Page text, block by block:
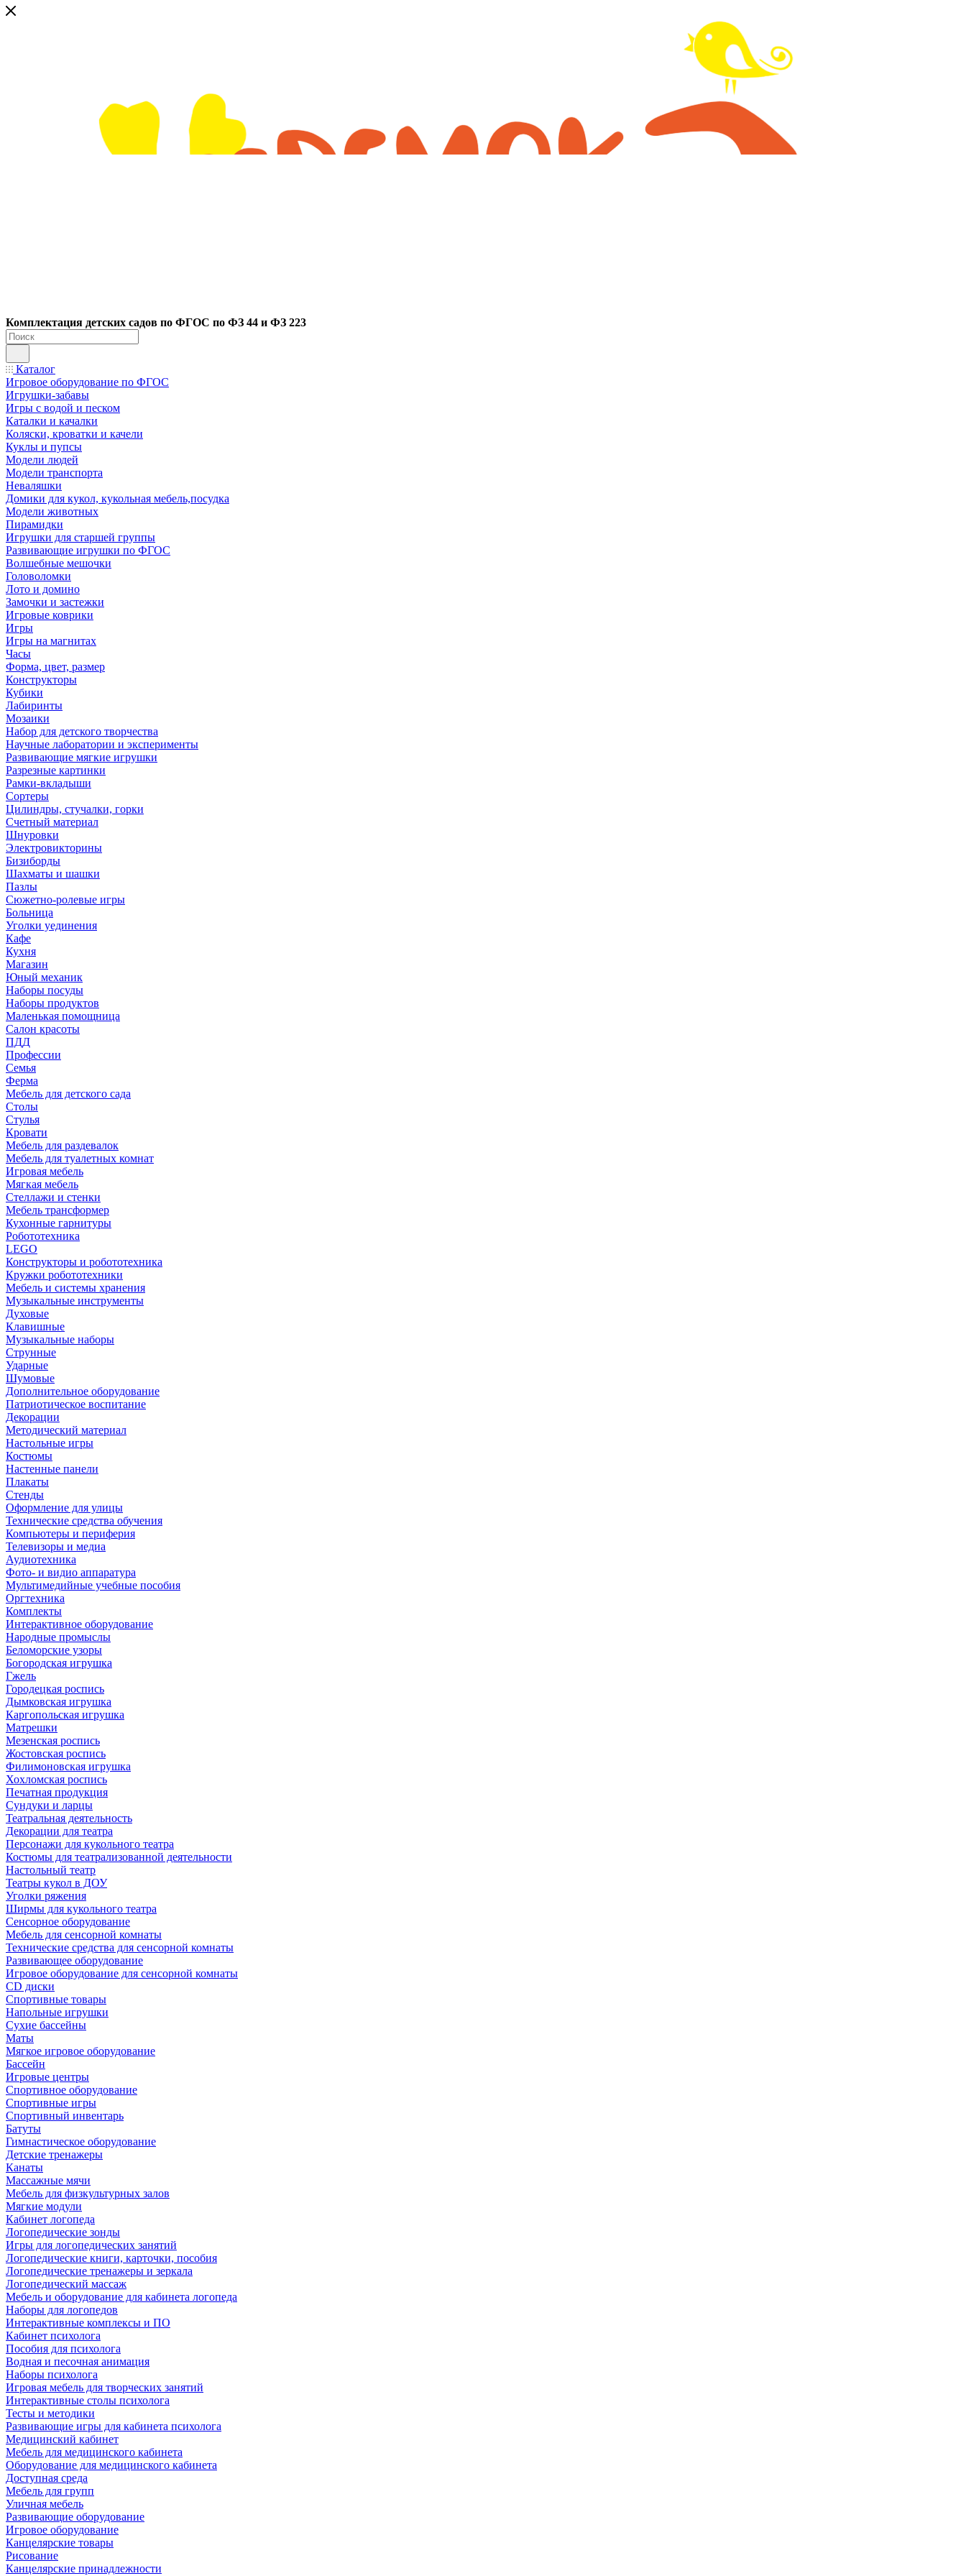
Комплектация детских садов по ФГОC по ФЗ 44 и ФЗ 223
Каталог
Игровое оборудование по ФГОС
Игрушки-забавы
Игры с водой и песком
Каталки и качалки
Коляски, кроватки и качели
Куклы и пупсы
Модели людей
Модели транспорта
Неваляшки
Домики для кукол, кукольная мебель,посудка
Модели животных
Пирамидки
Игрушки для старшей группы
Развивающие игрушки по ФГОС
Волшебные мешочки
Головоломки
Лото и домино
Замочки и застежки
Игровые коврики
Игры
Игры на магнитах
Часы
Форма, цвет, размер
Конструкторы
Кубики
Лабиринты
Мозаики
Набор для детского творчества
Научные лаборатории и эксперименты
Развивающие мягкие игрушки
Разрезные картинки
Рамки-вкладыши
Сортеры
Цилиндры, стучалки, горки
Счетный материал
Шнуровки
Электровикторины
Бизиборды
Шахматы и шашки
Пазлы
Сюжетно-ролевые игры
Больница
Уголки уединения
Кафе
Кухня
Магазин
Юный механик
Наборы посуды
Наборы продуктов
Маленькая помощница
Салон красоты
ПДД
Профессии
Семья
Ферма
Мебель для детского сада
Столы
Cтулья
Кровати
Мебель для раздевалок
Мебель для туалетных комнат
Игровая мебель
Мягкая мебель
Стеллажи и стенки
Мебель трансформер
Кухонные гарнитуры
Робототехника
LEGO
Конструкторы и робототехника
Кружки робототехники
Мебель и системы хранения
Музыкальные инструменты
Духовые
Клавишные
Музыкальные наборы
Струнные
Ударные
Шумовые
Дополнительное оборудование
Патриотическое воспитание
Декорации
Методический материал
Настольные игры
Костюмы
Настенные панели
Плакаты
Стенды
Оформление для улицы
Технические средства обучения
Компьютеры и периферия
Телевизоры и медиа
Аудиотехника
Фото- и видио аппаратура
Мультимедийные учебные пособия
Оргтехника
Комплекты
Интерактивное оборудование
Народные промыслы
Беломорские узоры
Богородская игрушка
Гжель
Городецкая роспись
Дымковская игрушка
Каргопольская игрушка
Матрешки
Мезенская роспись
Жостовская роспись
Филимоновская игрушка
Хохломская роспись
Печатная продукция
Сундуки и ларцы
Театральная деятельность
Декорации для театра
Персонажи для кукольного театра
Костюмы для театрализованной деятельности
Настольный театр
Театры кукол в ДОУ
Уголки ряжения
Ширмы для кукольного театра
Сенсорное оборудование
Мебель для сенсорной комнаты
Технические средства для сенсорной комнаты
Развивающее оборудование
Игровое оборудование для сенсорной комнаты
CD диски
Спортивные товары
Напольные игрушки
Сухие бассейны
Маты
Мягкое игровое оборудование
Бассейн
Игровые центры
Спортивное оборудование
Спортивные игры
Спортивный инвентарь
Батуты
Гимнастическое оборудование
Детские тренажеры
Канаты
Массажные мячи
Мебель для физкультурных залов
Мягкие модули
Кабинет логопеда
Логопедические зонды
Игры для логопедических занятий
Логопедические книги, карточки, пособия
Логопедические тренажеры и зеркала
Логопедический массаж
Мебель и оборудование для кабинета логопеда
Наборы для логопедов
Интерактивные комплексы и ПО
Кабинет психолога
Пособия для психолога
Водная и песочная анимация
Наборы психолога
Игровая мебель для творческих занятий
Интерактивные столы психолога
Тесты и методики
Развивающие игры для кабинета психолога
Медицинский кабинет
Мебель для медицинского кабинета
Оборудование для медицинского кабинета
Доступная среда
Мебель для групп
Уличная мебель
Развивающие оборудование
Игровое оборудование
Канцелярские товары
Рисование
Канцелярские принадлежности